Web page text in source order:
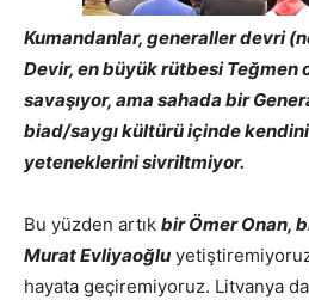
Kumandanlar, generaller devri
Devir, en büyük rütbesi Teğmen
savaşıyor, ama sahada bir
biad/saygı kültürü içinde
yeteneklerini sivriltmiyor.
Bu yüzden artık bir Ömer Onan,
Murat Evliyaoğlu
hayata geçiremiyoruz. Litvanya